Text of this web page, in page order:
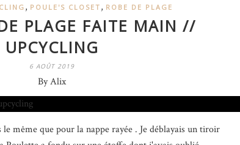
, POULE'S CLOSET , ROBE DE PLAGE
PLAGE FAITE MAIN //
UPCYCLING
6 AOÛT 2019
By Alix
le même que pour la nappe rayée . Je déblayais un tiroir